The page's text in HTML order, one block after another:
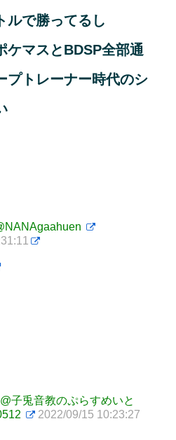
ルで勝ってるし
ケマスとBDSP全部通
プトレーナー時代のシ
子兎音教のぷらすめいと
2022/09/15 10:23:27